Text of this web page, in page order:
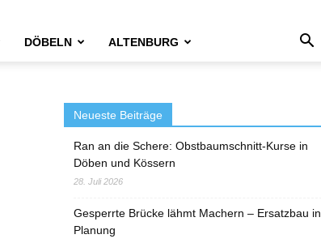
DÖBELN ALTENBURG
Neueste Beiträge
Ran an die Schere: Obstbaumschnitt-Kurse in
Döben und Kössern
28. Juli 2026
Gesperrte Brücke lähmt Machern – Ersatzbau in
Planung